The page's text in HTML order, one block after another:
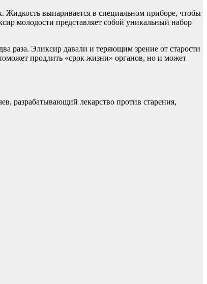
Жидкость выпаривается в специальном приборе, чтобы
молодости представляет собой уникальный набор
раза. Эликсир давали и теряющим зрение от старости
продлить «срок жизни» органов, но и может
разрабатывающий лекарство против старения,